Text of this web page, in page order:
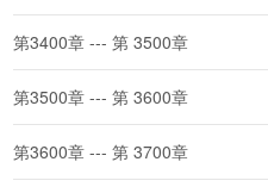
第3400章 --- 第 3500章
第3500章 --- 第 3600章
第3600章 --- 第 3700章